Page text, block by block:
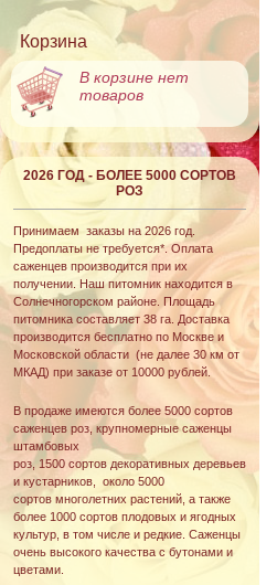
Корзина
В корзине нет
товаров
2026 ГОД - БОЛЕЕ 5000 СОРТОВ
РОЗ
Принимаем заказы на 2026 год.
Предоплаты не требуется*. Оплата
саженцев производится при их
получении. Наш питомник находится в
Солнечногорском районе. Площадь
питомника составляет 38 га. Доставка
производится бесплатно по Москве и
Московской области (не далее 30 км от
МКАД) при заказе от 10000 рублей.
В продаже имеются более 5000 сортов
саженцев роз, крупномерные саженцы
штамбовых
роз, 1500 сортов декоративных деревьев
и кустарников, около 5000
сортов многолетних растений, а также
более 1000 сортов плодовых и ягодных
культур, в том числе и редкие. Саженцы
очень высокого качества с бутонами и
цветами.